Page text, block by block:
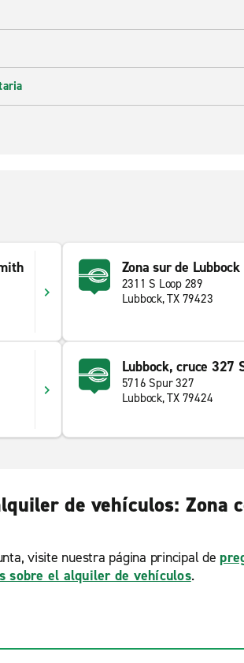
Zona sur de Lubbock
2311 S Loop 289
Lubbock, TX 79423
Lubbock, cruce 327
5716 Spur 327
Lubbock, TX 79424
de vehículos: Zona
visite nuestra página principal de
sobre el alquiler de vehículos.